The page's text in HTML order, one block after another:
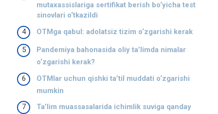
mutaxassislariga sertifikat berish bo‘yicha test
sinovlari o‘tkazildi
OTMga qabul: adolatsiz tizim o‘zgarishi kerak
Pandemiya bahonasida oliy ta’limda nimalar
o‘zgarishi kerak?
OTMlar uchun qishki ta’til muddati o‘zgarishi
mumkin
Taʼlim muassasalarida ichimlik suviga qanday